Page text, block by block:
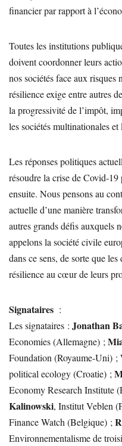
financier par rapport à
Toutes les institutions
doivent coordonner leurs
nos sociétés face aux
résilience exige entre autres
la progressivité de l’impôt,
les sociétés multinationales
Les réponses politiques
résoudre la crise de Covid-19
ensuite. Nous pensons au
actuelle d’une manière
autres grands défis auxquels
appelons la société civile
dans ce sens, de sorte que
résilience au cœur de leurs
Signataires :
Les signataires : Jonathan
Economies (Allemagne) ;
Foundation (Royaume-Uni) ;
political ecology (Croatie) ;
Economy Research Institute
Kalinowski, Institut Veblen
Finance Watch (Belgique) ;
Environnementalisme de